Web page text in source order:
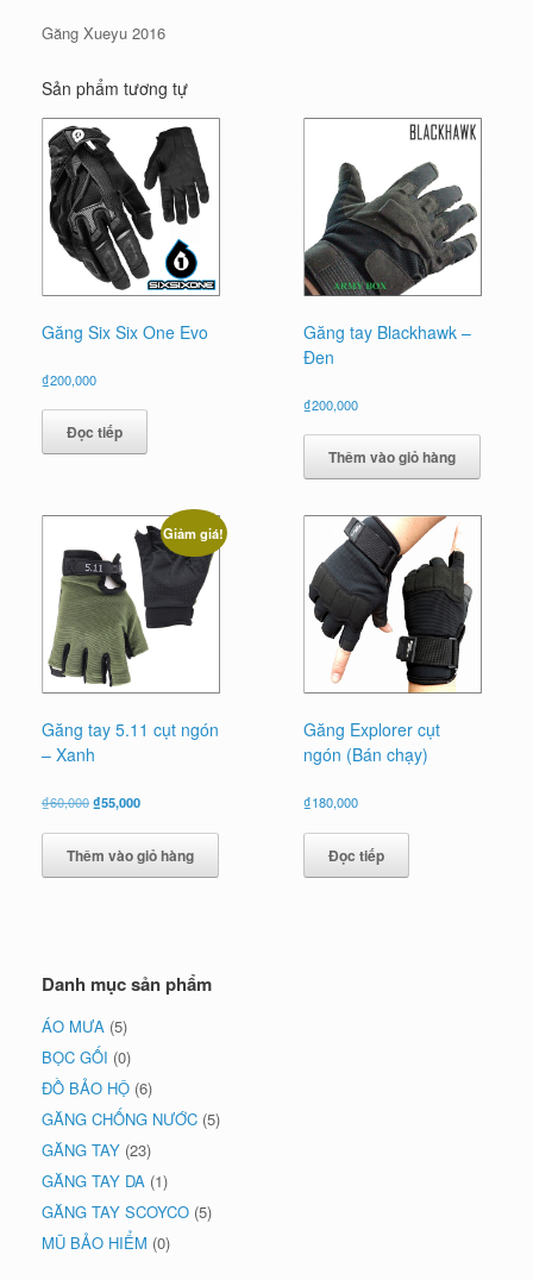
Găng Xueyu 2016
Sản phẩm tương tự
Găng Six Six One Evo
₫200,000
Đọc tiếp
Găng tay Blackhawk –
Đen
₫200,000
Thêm vào giỏ hàng
Giảm giá!
Găng tay 5.11 cụt ngón
– Xanh
₫60,000Giá
là:
₫60,000.
₫55,000Giá
tại
là:
₫55,000.
Thêm vào giỏ hàng
Găng Explorer cụt
ngón (Bán chạy)
₫180,000
Đọc tiếp
Danh mục sản phẩm
ÁO MƯA (5)
BỌC GỐI (0)
ĐỒ BẢO HỘ (6)
GĂNG CHỐNG NƯỚC (5)
GĂNG TAY (23)
GĂNG TAY DA (1)
GĂNG TAY SCOYCO (5)
MŨ BẢO HIỂM (0)